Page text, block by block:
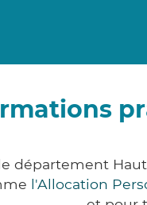
département
l'Allocation